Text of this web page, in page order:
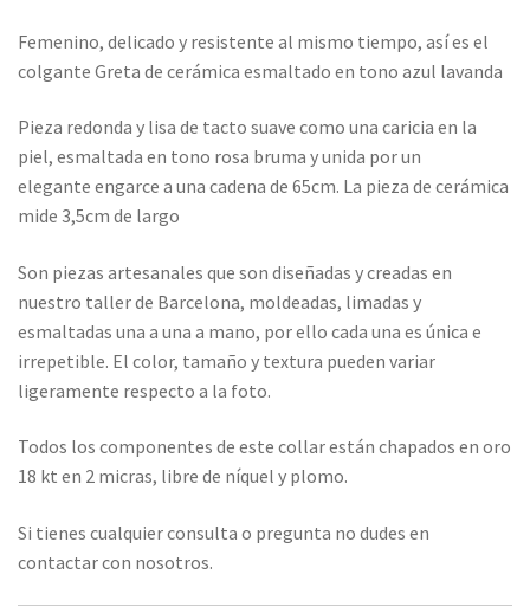
Femenino, delicado y resistente al mismo tiempo, así es el
colgante Greta de cerámica esmaltado en tono azul lavanda
Pieza redonda y lisa de tacto suave como una caricia en la
piel, esmaltada en tono rosa bruma y unida por un
elegante engarce a una cadena de 65cm. La pieza de cerámica
mide 3,5cm de largo
Son piezas artesanales que son diseñadas y creadas en
nuestro taller de Barcelona, moldeadas, limadas y
esmaltadas una a una a mano, por ello cada una es única e
irrepetible. El color, tamaño y textura pueden variar
ligeramente respecto a la foto.
Todos los componentes de este collar están chapados en oro
18 kt en 2 micras, libre de níquel y plomo.
Si tienes cualquier consulta o pregunta no dudes en
contactar con nosotros.